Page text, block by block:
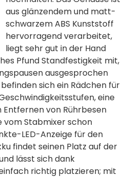
aus glänzendem und matt-
schwarzem ABS Kunststoff
hervorragend verarbeitet,
liegt sehr gut in der Hand
Pfund Standfestigkeit mit,
ausgesprochen
sich ein Rädchen für
eine
von Rührbesen
vom Stabmixer schon
LED-Anzeige für den
findet seinen Platz auf der
lässt sich dank
richtig platzieren; mit